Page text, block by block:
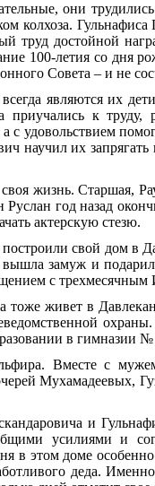
они
колхоза.
труд достойной
100-летия со дня
Совета – и не
являются их
приучались к
удовольствием
научил их
жизнь. Старшая,
год назад
актерскую стезю.
свой дом в
замуж и
с трехмесячным
тоже живет в
в гимназии №
Вместе с
Мухамадеевых,
и
усилиями и
в этом доме
деда.